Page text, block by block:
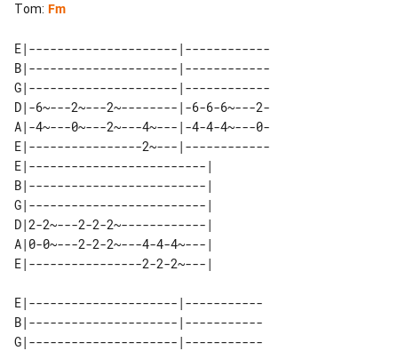
Tom: Fm
E|---------------------|------------
B|---------------------|------------
G|---------------------|------------
D|-6~---2~---2~--------|-6-6-6~---2-
A|-4~---0~---2~---4~---|-4-4-4~---0-
E|----------------2~---|------------
E|-------------------------|
B|-------------------------|
G|-------------------------|
D|2-2~---2-2-2~------------|
A|0-0~---2-2-2~---4-4-4~---|
E|---------------------|-----------
B|---------------------|-----------
G|---------------------|-----------